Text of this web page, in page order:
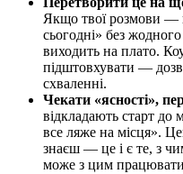
Якщо твої розмови —
сьогодні» без
виходить на плато.
підштовхувати —
схваленні.
Чекати «ясності»,
відкладають старт до
все ляже на місця».
знаєш — це і є те, з
може з цим